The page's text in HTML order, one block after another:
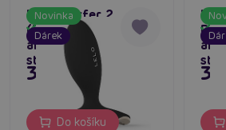
Novinka
Dárek
LELO Surfer 2
(Black), vibrační
anální masážní
stimulátor
Skladem
3 039 Kč
Do košíku
3